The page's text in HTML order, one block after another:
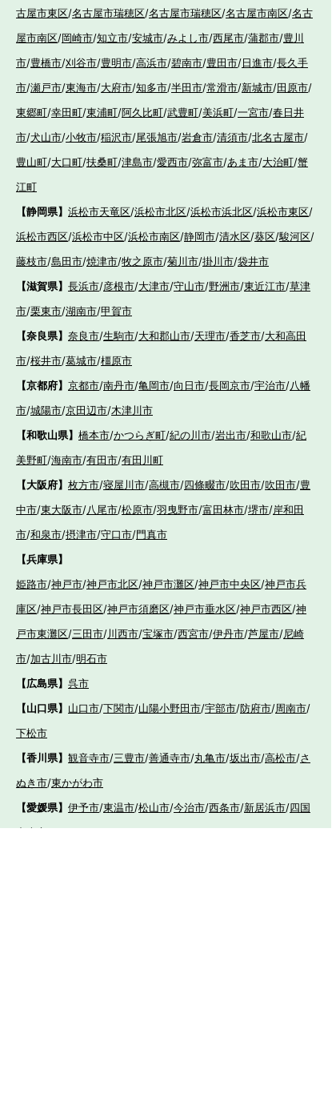
古屋市東区/名古屋市瑞穂区/名古屋市瑞穂区/名古屋市南区/名古
屋市南区/岡崎市/知立市/安城市/みよし市/西尾市/蒲郡市/豊川
市/豊橋市/刈谷市/豊明市/高浜市/碧南市/豊田市/日進市/長久手
市/瀬戸市/東海市/大府市/知多市/半田市/常滑市/新城市/田原市/
東郷町/幸田町/東浦町/阿久比町/武豊町/美浜町/一宮市/春日井
市/犬山市/小牧市/稲沢市/尾張旭市/岩倉市/清須市/北名古屋市/
豊山町/大口町/扶桑町/津島市/愛西市/弥富市/あま市/大治町/蟹
江町
【静岡県】 浜松市天竜区/浜松市北区/浜松市浜北区/浜松市東区/
浜松市西区/浜松市中区/浜松市南区/静岡市/清水区/葵区/駿河区/
藤枝市/島田市/焼津市/牧之原市/菊川市/掛川市/袋井市
【滋賀県】 長浜市/彦根市/大津市/守山市/野洲市/東近江市/草津
市/栗東市/湖南市/甲賀市
【奈良県】 奈良市/生駒市/大和郡山市/天理市/香芝市/大和高田
市/桜井市/葛城市/橿原市
【京都府】 京都市/南丹市/亀岡市/向日市/長岡京市/宇治市/八幡
市/城陽市/京田辺市/木津川市
【和歌山県】 橋本市/かつらぎ町/紀の川市/岩出市/和歌山市/紀
美野町/海南市/有田市/有田川町
【大阪府】 枚方市/寝屋川市/高槻市/四條畷市/吹田市/吹田市/豊
中市/東大阪市/八尾市/松原市/羽曳野市/富田林市/堺市/岸和田
市/和泉市/摂津市/守口市/門真市
【兵庫県】
姫路市/神戸市/神戸市北区/神戸市灘区/神戸市中央区/神戸市兵
庫区/神戸市長田区/神戸市須磨区/神戸市垂水区/神戸市西区/神
戸市東灘区/三田市/川西市/宝塚市/西宮市/伊丹市/芦屋市/尼崎
市/加古川市/明石市
【広島県】 呉市
【山口県】 山口市/下関市/山陽小野田市/宇部市/防府市/周南市/
下松市
【香川県】 観音寺市/三豊市/善通寺市/丸亀市/坂出市/高松市/さ
ぬき市/東かがわ市
【愛媛県】 伊予市/東温市/松山市/今治市/西条市/新居浜市/四国
中央市